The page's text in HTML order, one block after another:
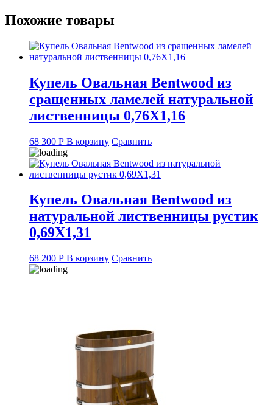
Похожие товары
Купель Овальная Bentwood из
сращенных ламелей натуральной
лиственницы 0,76Х1,16
68 300 Р В корзину Сравнить
Купель Овальная Bentwood из
натуральной лиственницы рустик
0,69Х1,31
68 200 Р В корзину Сравнить